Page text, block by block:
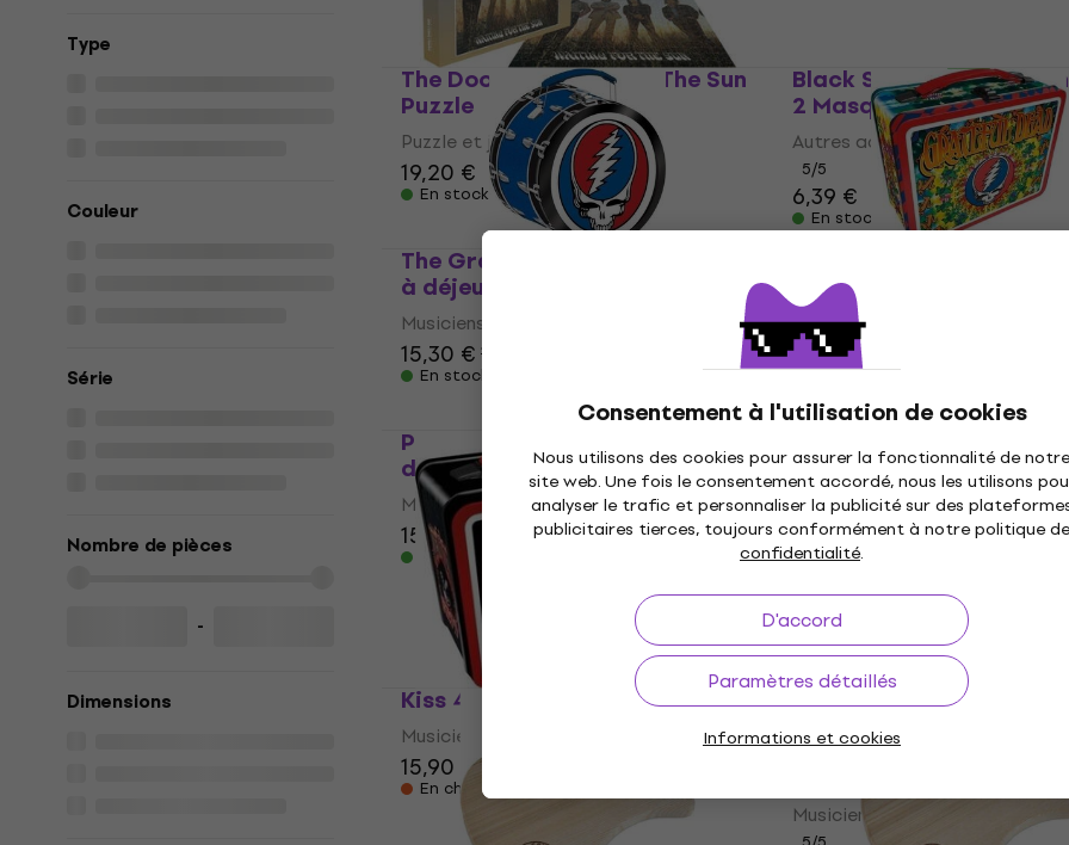
Consentement à l'utilisation de cookies
Nous utilisons des cookies pour assurer la fonctionnalité de notre
site web. Une fois le consentement accordé, nous les utilisons
analyser le trafic et personnaliser la publicité sur des
publicitaires tierces, toujours conformément à notre politique de
confidentialité.
D'accord
Paramètres détaillés
Informations et cookies
Type
Couleur
Série
Nombre de pièces
-
Dimensions
The Doors Waiting For The Sun
Puzzle
Puzzle et jeux
19,20 €
En stock
Black Sabbath Red
2 Masque
Autres accessoires musicaux
5/5
6,39 €
En stock
The Grateful Dead 48357 Boîte
à déjeuner
Musiciens dans la cuisine
15,30 €15,90 €
En stock
Boîte à déjeuner
Musiciens dans la cuisine
15,30 €
En stock
Pink Floyd 48355 Boîte à
déjeuner
Musiciens dans la cuisine
15,30 € 15,90 €
En stock
Fender 1946 Guitars &
Coaster Set
Autres accessoires musicaux
5/5
16,90 €
Kiss 48271 Boîte à déjeuner
Musiciens dans la cuisine
15,90 €
En chemin
Warwick Jausenbrettl -
Acoustic Dreadnought
Planches à découper
Musiciens dans la cuisine